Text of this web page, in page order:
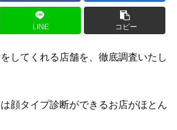
LINE コピー
してくれる店舗を、徹底調査いたし
顔タイプ診断ができるお店がほとん